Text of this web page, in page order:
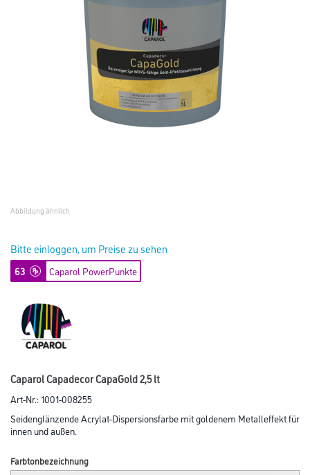
Abbildung ähnlich
Bitte einloggen, um Preise zu sehen
63 Caparol PowerPunkte
Caparol Capadecor CapaGold 2,5 lt
Art-Nr.:1001-008255
Seidenglänzende Acrylat-Dispersionsfarbe mit goldenem Metalleffekt für
innen und außen.
Farbtonbezeichnung